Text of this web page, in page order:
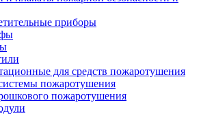
приборы
для средств пожаротушения
пожаротушения
пожаротушения